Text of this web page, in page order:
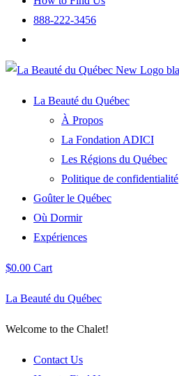
888-222-3456
La Beauté du Québec
À Propos
La Fondation ADICI
Les Régions du Québec
Politique de confidentialité
Goûter le Québec
Où Dormir
Expériences
$0.00 Cart
La Beauté du Québec
Welcome to the Chalet!
Contact Us